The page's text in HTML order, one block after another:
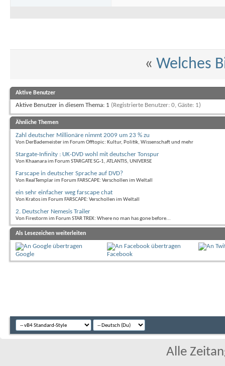
« Welches
Aktive Benutzer
Aktive Benutzer in diesem Thema: 1 (Registrierte Benutzer: 0, Gäste: 1)
Ähnliche Themen
Zahl deutscher Millionäre nimmt 2009 um 23 % zu
Von DerBademeister im Forum Offtopic: Kultur, Politik, Wissenschaft und mehr
Stargate-Infinity : UK-DVD wohl mit deutscher Tonspur
Von Khaanara im Forum STARGATE SG-1, ATLANTIS, UNIVERSE
Farscape in deutscher Sprache auf DVD?
Von RealTemplar im Forum FARSCAPE: Verschollen im Weltall
ein sehr einfacher weg farscape chat
Von Kratos im Forum FARSCAPE: Verschollen im Weltall
2. Deutscher Nemesis Trailer
Von Firestorm im Forum STAR TREK: Where no man has gone before...
Als Lesezeichen weiterleiten
Google Facebook
Alle